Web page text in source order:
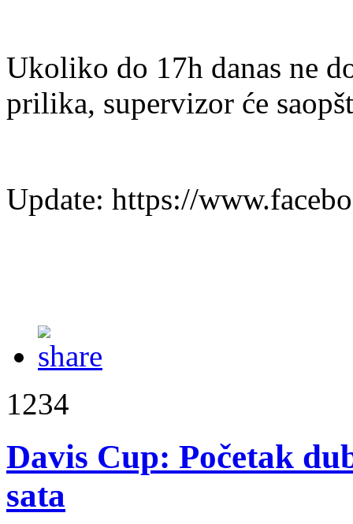
Ukoliko do 17h danas ne
prilika, supervizor će
Update: https://
1234
Davis Cup: Početak
sata